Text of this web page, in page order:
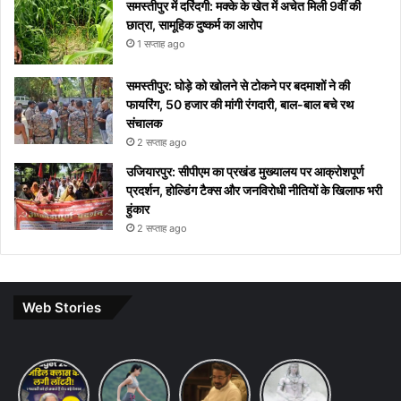
समस्तीपुर में दरिंदगी: मक्के के खेत में अचेत मिली 9वीं की
छात्रा, सामूहिक दुष्कर्म का आरोप
1 सप्ताह ago
समस्तीपुर: घोड़े को खोलने से टोकने पर बदमाशों ने की
फायरिंग, 50 हजार की मांगी रंगदारी, बाल-बाल बचे रथ
संचालक
2 सप्ताह ago
उजियारपुर: सीपीएम का प्रखंड मुख्यालय पर आक्रोशपूर्ण
प्रदर्शन, होल्डिंग टैक्स और जनविरोधी नीतियों के खिलाफ भरी
हुंकार
2 सप्ताह ago
Web Stories
Budget
2026
7 ways
to
khakee
the
10 Lines
on Maha